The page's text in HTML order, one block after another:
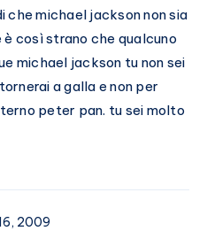
che michael jackson non sia
così strano che qualcuno
michael jackson tu non sei
a galla e non per
peter pan. tu sei molto
2009